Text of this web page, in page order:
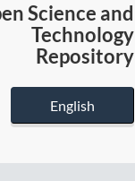
Science and
Technology
Repository
English